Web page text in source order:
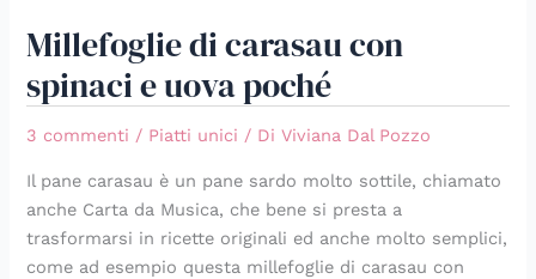
Millefoglie di carasau con
spinaci e uova poché
3 commenti / Piatti unici / DiViviana Dal Pozzo
Il pane carasau è un pane sardo molto sottile, chiamato
anche Carta da Musica, che bene si presta a
trasformarsi in ricette originali ed anche molto semplici,
come ad esempio questa millefoglie di carasau con